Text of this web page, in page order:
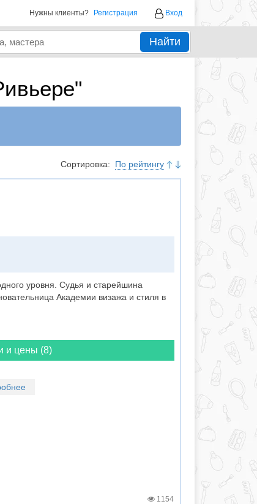
Нужны клиенты? Регистрация Вход
Найти
Сортировка: По рейтингу
уровня. Судья и старейшина
Академии визажа и стиля в
и цены (8)
1154